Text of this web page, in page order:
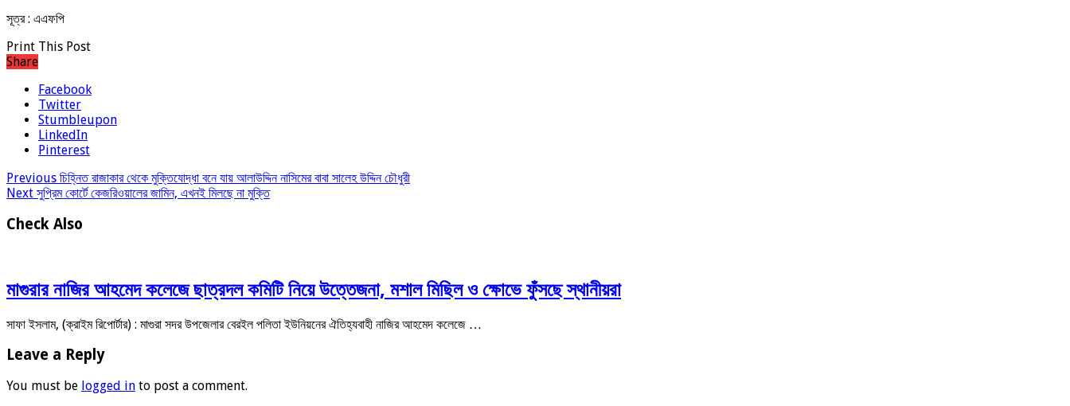
সূত্র : এএফপি
Print This Post
Share
Facebook
Twitter
Stumbleupon
LinkedIn
Pinterest
Previous চিহ্নিত রাজাকার থেকে মুক্তিযোদ্ধা বনে যায় আলাউদ্দিন নাসিমের বাবা সালেহ উদ্দিন চৌধুরী
Next সুপ্রিম কোর্টে কেজরিওয়ালের জামিন, এখনই মিলছে না মুক্তি
Check Also
মাগুরার নাজির আহমেদ কলেজে ছাত্রদল কমিটি নিয়ে উত্তেজনা, মশাল মিছিল ও ক্ষোভে ফুঁসছে স্থানীয়রা
সাফা ইসলাম, (ক্রাইম রিপোর্টার) : মাগুরা সদর উপজেলার বেরইল পলিতা ইউনিয়নের ঐতিহ্যবাহী নাজির আহমেদ কলেজে …
Leave a Reply
You must be logged in to post a comment.